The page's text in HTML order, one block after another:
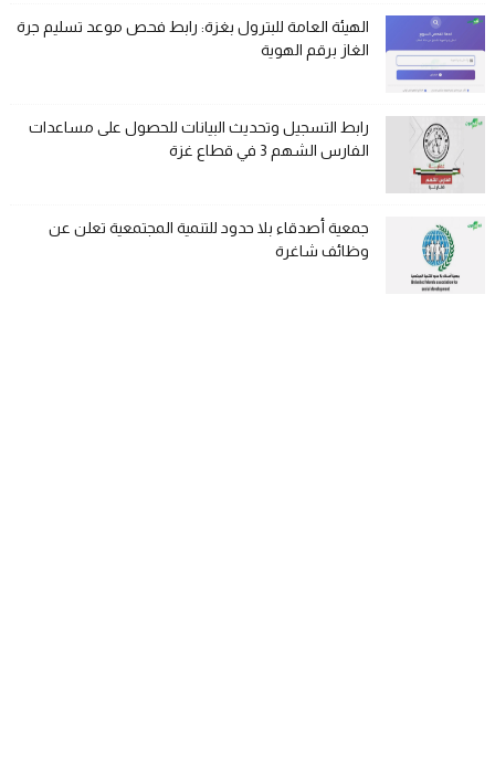
الهيئة العامة للبترول بغزة: رابط فحص موعد تسليم جرة
الغاز برقم الهوية
رابط التسجيل وتحديث البيانات للحصول على مساعدات
الفارس الشهم 3 في قطاع غزة
جمعية أصدقاء بلا حدود للتنمية المجتمعية تعلن عن
وظائف شاغرة